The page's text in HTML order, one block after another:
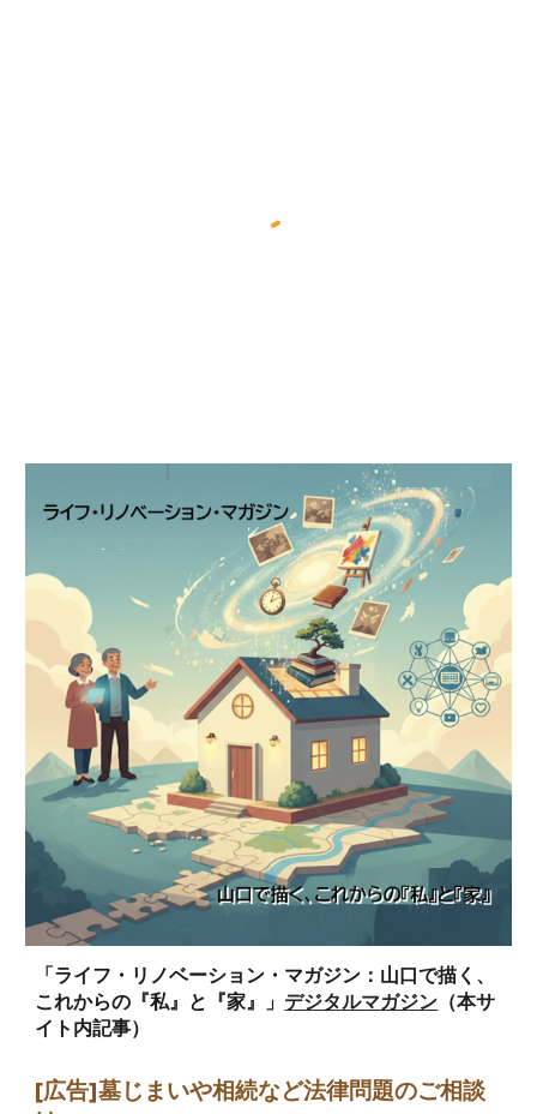
「ライフ・リノベーション・マガジン：山口で描く、
これからの『私』と『家』」 デジタルマガジン （本サ
イト内記事）
[広告]墓じまいや相続など法律問題のご相談